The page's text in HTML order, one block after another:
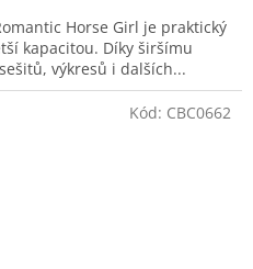
Horse Girl je praktický
kapacitou. Díky širšímu
výkresů i dalších...
Kód: CBC0662